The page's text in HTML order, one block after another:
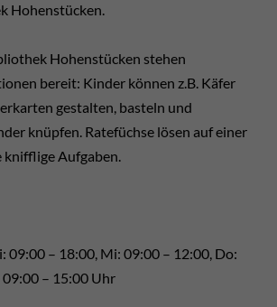
Hohenstücken.
Hohenstücken stehen
bereit: Kinder können z.B. Käfer
gestalten, basteln und
knüpfen. Ratefüchse lösen auf einer
knifflige Aufgaben.
09:00 – 18:00, Mi: 09:00 – 12:00, Do:
– 15:00 Uhr